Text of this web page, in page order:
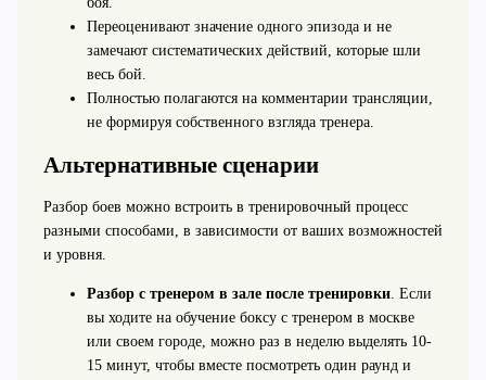
Переоценивают значение одного эпизода и не
замечают систематических действий, которые шли
весь бой.
Полностью полагаются на комментарии трансляции,
не формируя собственного взгляда тренера.
Альтернативные сценарии
Разбор боев можно встроить в тренировочный процесс
разными способами, в зависимости от ваших возможностей
и уровня.
Разбор с тренером в зале после тренировки. Если
вы ходите на обучение боксу с тренером в москве
или своем городе, можно раз в неделю выделять 10-
15 минут, чтобы вместе посмотреть один раунд и